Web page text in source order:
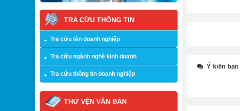
Ý kiến
TRA CỨU THÔNG TIN
Tra cứu tên doanh nghiệp
Tra cứu ngành nghề kinh doanh
Tra cứu thông tin doanh nghiệp
THƯ VỆN VĂN BẢN